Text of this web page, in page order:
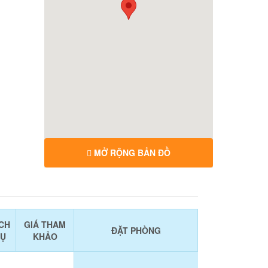
MỞ RỘNG BẢN ĐỒ
GIÁ THAM
KHẢO
ĐẶT PHÒNG